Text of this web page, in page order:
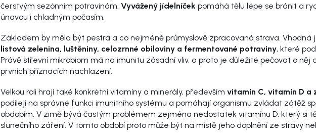
čerstvým sezónním potravinám. Vyvážený jídelníček pomáhá tělu lépe se bránit a
únavou i chladným počasím.
Základem by měla být pestrá a co nejméně průmyslově zpracovaná strava.
listová zelenina, luštěniny, celozrnné obiloviny a fermentované potraviny, které
Právě střevní mikrobiom má na imunitu zásadní vliv, a proto je důležité pečovat o něj
prvních příznacích nachlazení.
Velkou roli hrají také konkrétní vitamíny a minerály, především vitamín C, vitamín D a
podílejí na správné funkci imunitního systému a pomáhají organismu zvládat zátěž
obdobím. V zimě bývá častým problémem zejména nedostatek vitamínu D, který si
slunečního záření. V tomto období proto může být na místě jeho doplnění ze stravy